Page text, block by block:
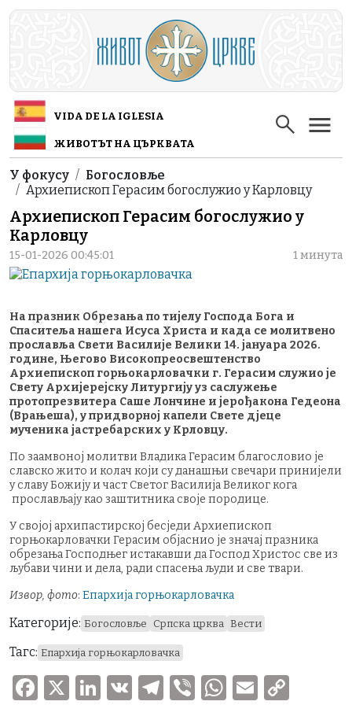
Skip to main content
VIDA DE LA IGLESIA
ЖИВОТЪТ НА ЦЪРКВАТА
Breadcrumb
У фокусу
Богословље
Архиепископ Герасим богослужио у Карловцу
Архиепископ Герасим богослужио у
Карловцу
15-01-2026 00:45:01 1 минута
На празник Oбрезања по тијелу Господа Бога и
Спаситеља нашега Исуса Христа и када се молитвено
прославља Свети Василије Велики 14. јануара 2026.
године, Његово Високопреосвештенство
Архиепископ горњокарловачки г. Герасим служио је
Свету Архијерејску Литургију уз саслужење
протопрезвитера Саше Лончине и јерођакона Гедеона
(Врањеша), у придворној капели Свете дјеце
мученика јастребарских у Крловцу.
По заамвоној молитви Владика Герасим благословио је
славско жито и колач који су данашњи свечари принијели
у славу Божију и част Светог Василија Великог кога
прослављају као заштитника своје породице.
У својој архипастирској бесједи Архиепископ
горњокарловачки Герасим објаснио је значај празника
обрезања Господњег истакавши да Господ Христос све из
љубави чини и дела, ради спасења људи и све твари.
Извор, фото: Епархија горњокарловачка
Категорије: Богословље Српска црква Вести
Тагс: Епархија горњокарловачка
F
X
Li V
T
V
W E